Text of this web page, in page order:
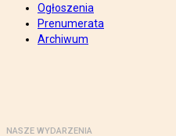
Ogłoszenia
Prenumerata
Archiwum
NASZE WYDARZENIA